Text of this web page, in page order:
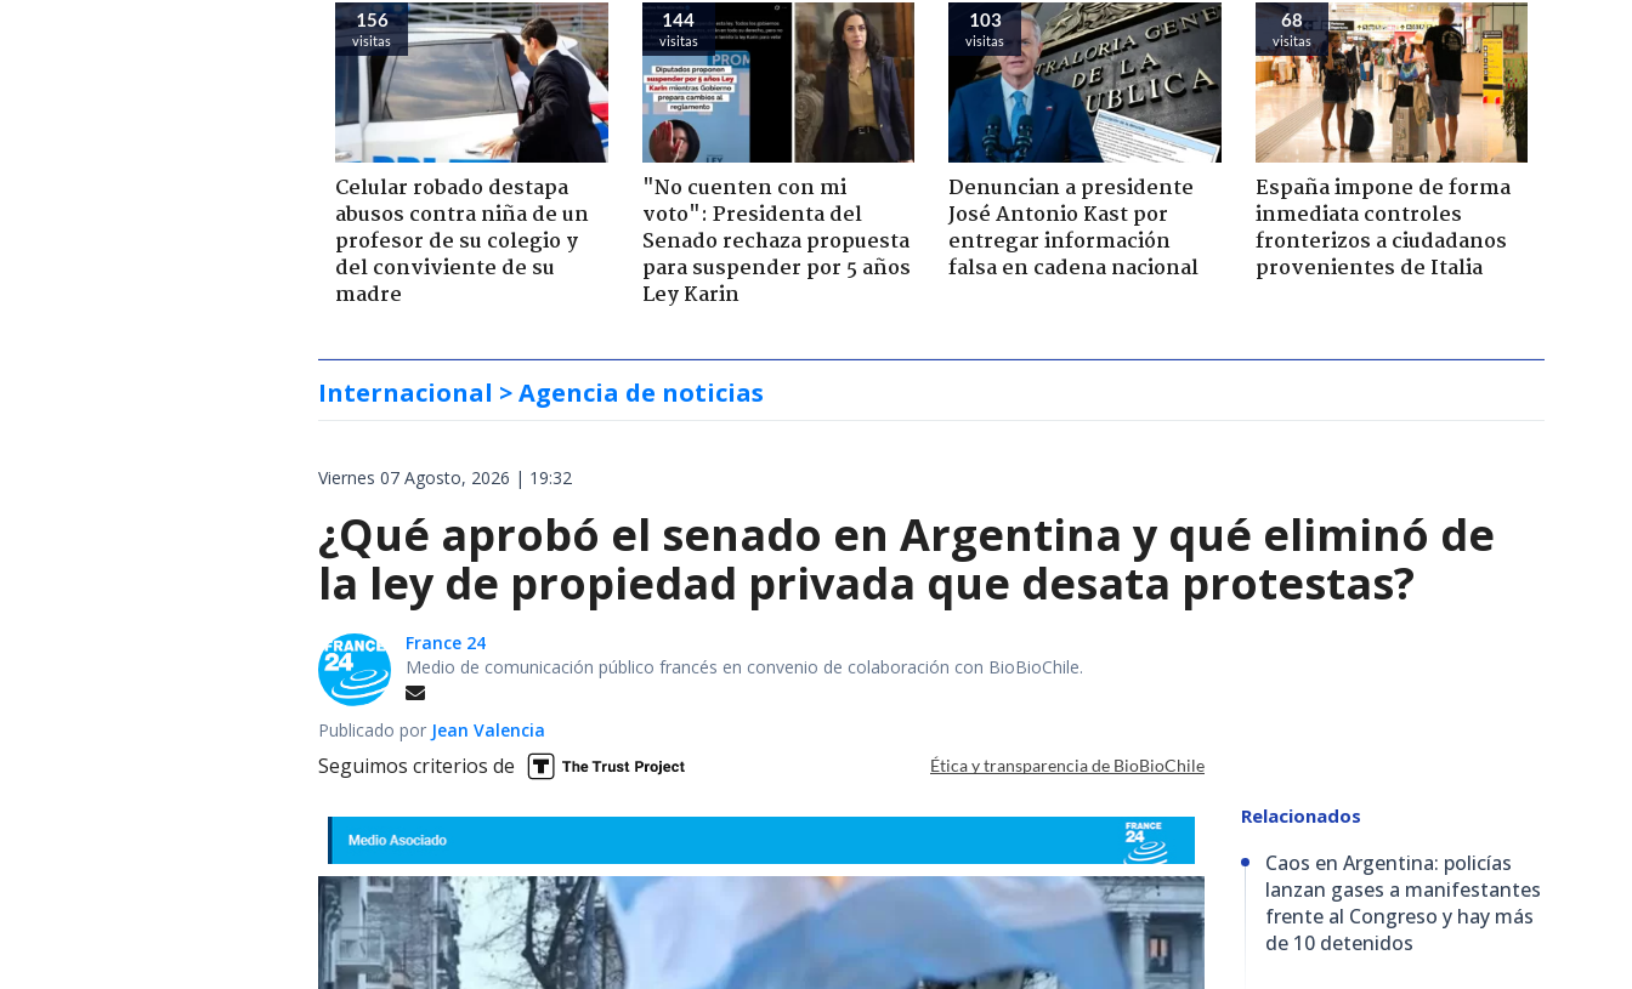
156
visitas
Celular robado destapa
abusos contra niña de un
profesor de su colegio y
del conviviente de su
madre
144
visitas
"No cuenten con mi
voto": Presidenta del
Senado rechaza propuesta
para suspender por 5 años
Ley Karin
103
visitas
Denuncian a presidente
José Antonio Kast por
entregar información
falsa en cadena nacional
68
visitas
España impone de forma
inmediata controles
fronterizos a ciudadanos
provenientes de Italia
Internacional > Agencia de noticias
Viernes 07 Agosto, 2026 | 19:32
¿Qué aprobó el senado en Argentina y qué eliminó de
la ley de propiedad privada que desata protestas?
France 24
Medio de comunicación público francés en convenio de colaboración con BioBioChile.
Publicado por Jean Valencia
Seguimos criterios de Ética y transparencia de BioBioChile
Relacionados
Caos en Argentina: policías
lanzan gases a manifestantes
frente al Congreso y hay más
de 10 detenidos